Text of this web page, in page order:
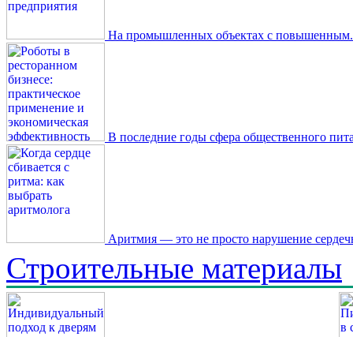
На промышленных объектах с
В последние годы сфера общественного
Аритмия — это не просто нарушение
Строительные материалы